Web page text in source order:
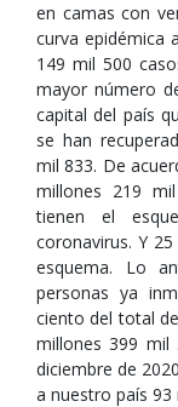
en camas con
curva epidémica
149 mil 500
mayor número
capital del país
se han
mil 833. De
millones 219
tienen el
coronavirus. Y
esquema. Lo
personas ya
ciento del total
millones 399 mil
diciembre de
a nuestro país